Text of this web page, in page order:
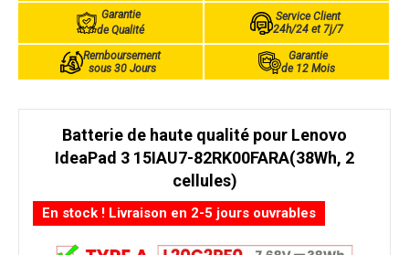
Garantie
de Qualité
Service Client
24h/24 et 7j/7
Remboursement
sous 30 Jours
Garantie
de 12 Mois
Batterie de haute qualité pour Lenovo
IdeaPad 3 15IAU7-82RK00FARA(38Wh, 2
cellules)
En stock ! Livraison en 2-5 jours ouvrables